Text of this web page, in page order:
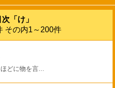
「け」
その内1～200件
どに物を言...